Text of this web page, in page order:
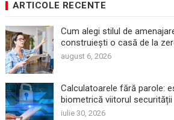
ARTICOLE RECENTE
Cum alegi stilul de
construiești o casă de la
august 6, 2026
Calculatoarele fără parole:
biometrică viitorul securității
iulie 30, 2026